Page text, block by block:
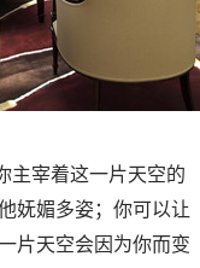
主宰着这一片天空的
妩媚多姿；你可以让
片天空会因为你而变